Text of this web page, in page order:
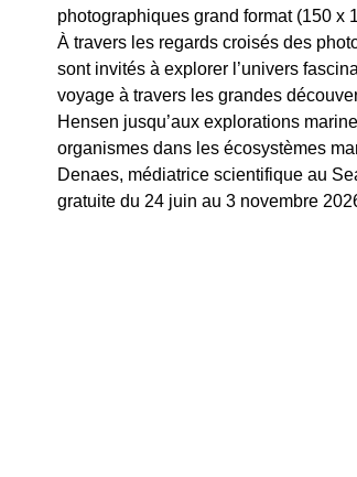
photographiques grand format (150
À travers les regards croisés des
sont invités à explorer l’univers
voyage à travers les grandes
Hensen jusqu’aux explorations
organismes dans les écosystèmes
Denaes, médiatrice scientifique au
gratuite du 24 juin au 3 novembre